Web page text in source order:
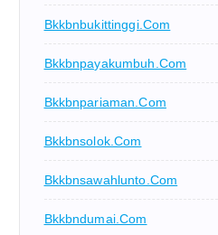
Bkkbnbukittinggi.com
Bkkbnpayakumbuh.com
Bkkbnpariaman.com
Bkkbnsolok.com
Bkkbnsawahlunto.com
Bkkbndumai.com